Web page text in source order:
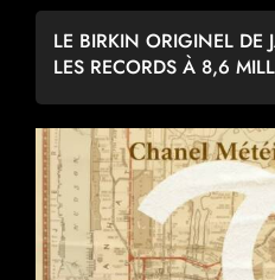
LE BIRKIN ORIGINEL DE
LES RECORDS À 8,6